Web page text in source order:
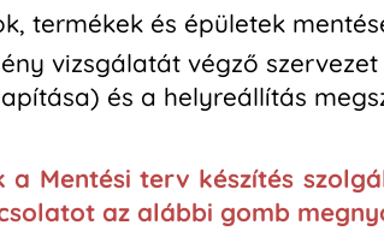
termékek és épületek
vizsgálatát végző
és a helyreállítás
a Mentési terv készítés
az alábbi gomb